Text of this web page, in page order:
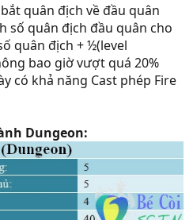
quân địch về đầu quân
số quân địch đầu quân cho
quân địch + ½(level
bao giờ vượt quá 20%
có khả năng Cast phép Fire
Dungeon: